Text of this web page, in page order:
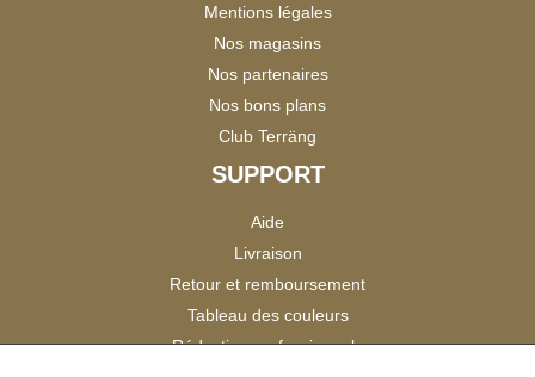
Mentions légales
Nos magasins
Nos partenaires
Nos bons plans
Club Terräng
SUPPORT
Aide
Livraison
Retour et remboursement
Tableau des couleurs
Réduction professionnels